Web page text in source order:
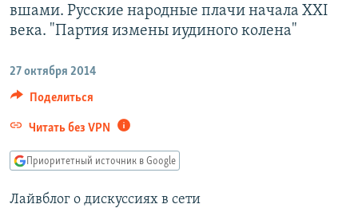
поиску
СЕВЕР.РЕАЛИИ
СИБИРЬ.РЕАЛИИ
РАСПИСАНИЕ ВЕЩАНИЯ
ПОДПИШИТЕСЬ НА РАССЫЛКУ
вшами. Русские народные плачи начала XXI
века. "Партия измены иудиного колена"
27 октября 2014
Поделиться
Читать без VPN
Приоритетный источник в Google
Лайвблог о дискуссиях в сети